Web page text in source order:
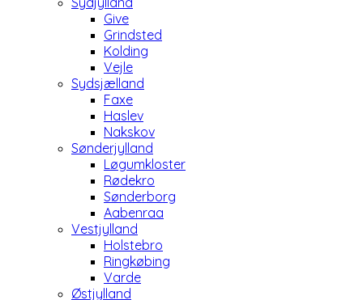
Give
Grindsted
Kolding
Vejle
Sydsjælland
Faxe
Haslev
Nakskov
Sønderjylland
Løgumkloster
Rødekro
Sønderborg
Aabenraa
Vestjylland
Holstebro
Ringkøbing
Varde
Østjylland